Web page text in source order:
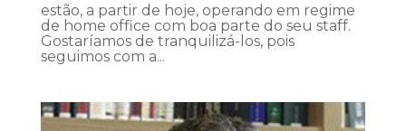
estão, a partir de hoje, operando em regime
de home office com boa parte do seu staff.
Gostaríamos de tranquilizá-los, pois
seguimos com a...